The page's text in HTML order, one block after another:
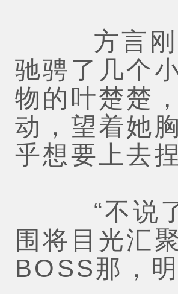
方言刚从
驰骋了几个
物的叶楚楚
动，望着她
乎想要上去
“不说了
围将目光汇
BOSS那，